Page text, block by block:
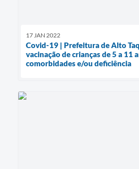
17 JAN 2022
Covid-19 | Prefeitura de Alto
vacinação de crianças de 5 a 11
comorbidades e/ou deficiência